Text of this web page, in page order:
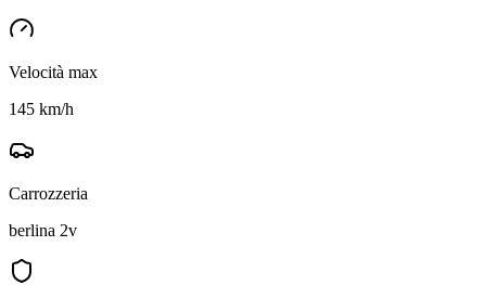
Velocità max
145 km/h
Carrozzeria
berlina 2v